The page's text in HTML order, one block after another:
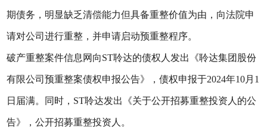
期债务，明显缺乏清偿能力但具备重整价值为由，向法院申
请对公司进行重整，并申请启动预重整程序。
破产重整案件信息网向ST聆达的债权人发出《聆达集团股份
有限公司预重整案债权申报公告》，债权申报于2024年10月1
日届满。同时，ST聆达发出《关于公开招募重整投资人的公
告》，公开招募重整投资人。